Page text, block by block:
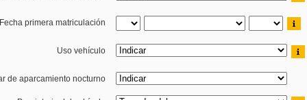
primera matriculación
Uso vehículo
de aparcamiento nocturno